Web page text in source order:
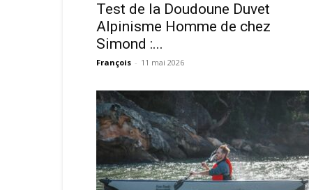
Test de la Doudoune Duvet
Alpinisme Homme de chez
Simond :...
François - 11 mai 2026